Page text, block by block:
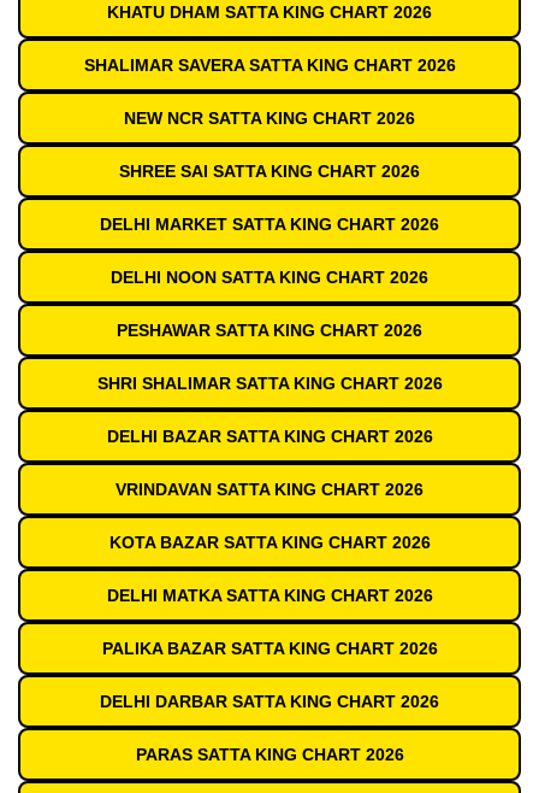
KHATU DHAM SATTA KING CHART 2026
SHALIMAR SAVERA SATTA KING CHART 2026
NEW NCR SATTA KING CHART 2026
SHREE SAI SATTA KING CHART 2026
DELHI MARKET SATTA KING CHART 2026
DELHI NOON SATTA KING CHART 2026
PESHAWAR SATTA KING CHART 2026
SHRI SHALIMAR SATTA KING CHART 2026
DELHI BAZAR SATTA KING CHART 2026
VRINDAVAN SATTA KING CHART 2026
KOTA BAZAR SATTA KING CHART 2026
DELHI MATKA SATTA KING CHART 2026
PALIKA BAZAR SATTA KING CHART 2026
DELHI DARBAR SATTA KING CHART 2026
PARAS SATTA KING CHART 2026